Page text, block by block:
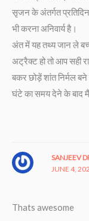
सृजन के अंतर्गत
भी करना अनिवार्य है।
अंत में यह तथ्य जान ले
अट्रैक्ट हो तो आप सही
बकर छोड़ें शांत निर्मल
घंटे का समय देने के बाद
SANJEEV
JUNE 4,
Thats awesome